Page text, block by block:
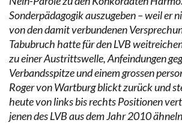
Sonderpädagogik auszugeben – weil er
von den damit verbundenen
Tabubruch hatte für den LVB
zu einer Austrittswelle, Anfeindungen
Verbandsspitze und einem grossen
Roger von Wartburg blickt zurück und
heute von links bis rechts Positionen
jenen des LVB aus dem Jahr 2010